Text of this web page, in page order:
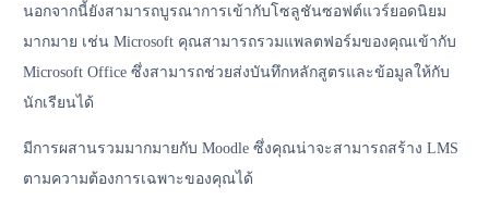
นอกจากนี้ยังสามารถบูรณาการเข้ากับโซลูชันซอฟต์แวร์ยอดนิยม
มากมาย เช่น Microsoft คุณสามารถรวมแพลตฟอร์มของคุณเข้ากับ
Microsoft Office ซึ่งสามารถช่วยส่งบันทึกหลักสูตรและข้อมูลให้กับ
นักเรียนได้
มีการผสานรวมมากมายกับ Moodle ซึ่งคุณน่าจะสามารถสร้าง LMS
ตามความต้องการเฉพาะของคุณได้